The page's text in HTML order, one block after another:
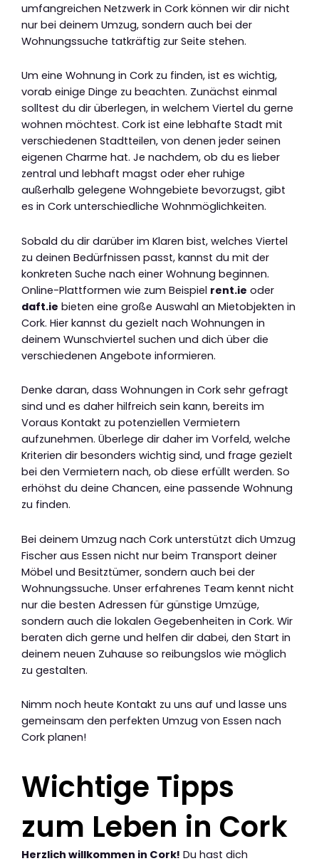
umfangreichen Netzwerk in Cork können wir dir nicht
nur bei deinem Umzug, sondern auch bei der
Wohnungssuche tatkräftig zur Seite stehen.
Um eine Wohnung in Cork zu finden, ist es wichtig,
vorab einige Dinge zu beachten. Zunächst einmal
solltest du dir überlegen, in welchem Viertel du gerne
wohnen möchtest. Cork ist eine lebhafte Stadt mit
verschiedenen Stadtteilen, von denen jeder seinen
eigenen Charme hat. Je nachdem, ob du es lieber
zentral und lebhaft magst oder eher ruhige
außerhalb gelegene Wohngebiete bevorzugst, gibt
es in Cork unterschiedliche Wohnmöglichkeiten.
Sobald du dir darüber im Klaren bist, welches Viertel
zu deinen Bedürfnissen passt, kannst du mit der
konkreten Suche nach einer Wohnung beginnen.
Online-Plattformen wie zum Beispiel rent.ie oder
daft.ie bieten eine große Auswahl an Mietobjekten in
Cork. Hier kannst du gezielt nach Wohnungen in
deinem Wunschviertel suchen und dich über die
verschiedenen Angebote informieren.
Denke daran, dass Wohnungen in Cork sehr gefragt
sind und es daher hilfreich sein kann, bereits im
Voraus Kontakt zu potenziellen Vermietern
aufzunehmen. Überlege dir daher im Vorfeld, welche
Kriterien dir besonders wichtig sind, und frage gezielt
bei den Vermietern nach, ob diese erfüllt werden. So
erhöhst du deine Chancen, eine passende Wohnung
zu finden.
Bei deinem Umzug nach Cork unterstützt dich Umzug
Fischer aus Essen nicht nur beim Transport deiner
Möbel und Besitztümer, sondern auch bei der
Wohnungssuche. Unser erfahrenes Team kennt nicht
nur die besten Adressen für günstige Umzüge,
sondern auch die lokalen Gegebenheiten in Cork. Wir
beraten dich gerne und helfen dir dabei, den Start in
deinem neuen Zuhause so reibungslos wie möglich
zu gestalten.
Nimm noch heute Kontakt zu uns auf und lasse uns
gemeinsam den perfekten Umzug von Essen nach
Cork planen!
Wichtige Tipps
zum Leben in Cork
Herzlich willkommen in Cork! Du hast dich